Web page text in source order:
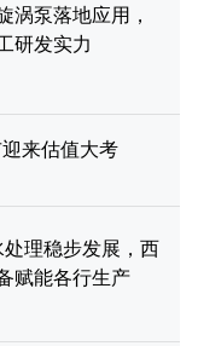
涡泵落地应用，
研发实力
来估值大考
理稳步发展，西
赋能各行生产